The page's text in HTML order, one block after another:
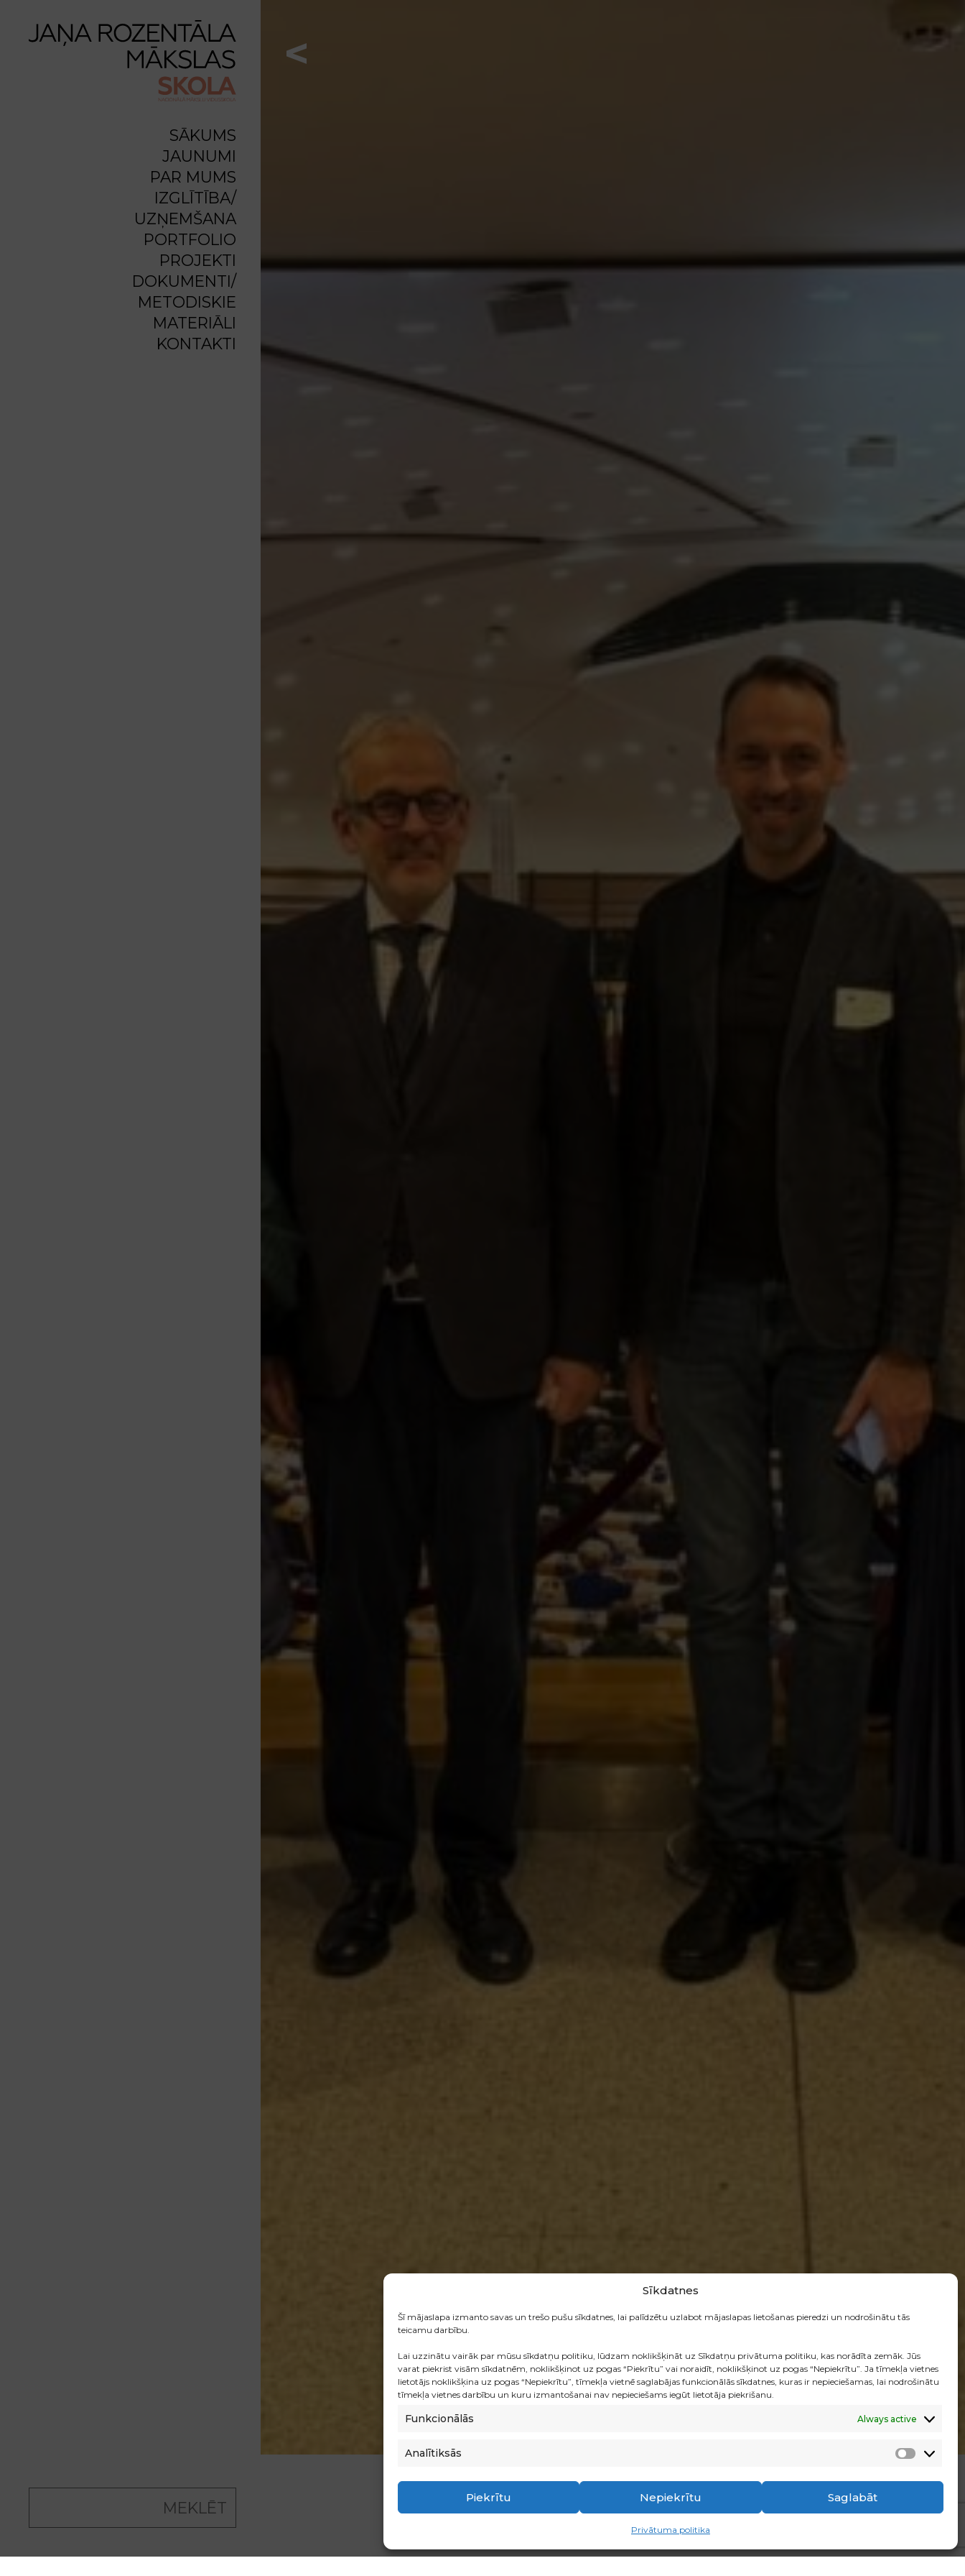
Sīkdatnes
Šī mājaslapa izmanto savas un trešo pušu sīkdatnes, lai palīdzētu uzlabot mājaslapas lietošanas pieredzi un nodrošinātu tās
teicamu darbību.
Lai uzzinātu vairāk par mūsu sīkdatņu politiku, lūdzam noklikšķināt uz Sīkdatņu privātuma politiku, kas norādīta zemāk. Jūs
varat piekrist visām sīkdatnēm, noklikšķinot uz pogas “Piekrītu” vai noraidīt, noklikšķinot uz pogas “Nepiekrītu”. Ja tīmekļa vietnes
lietotājs noklikšķina uz pogas “Nepiekrītu”, tīmekļa vietnē saglabājas funkcionālās sīkdatnes, kuras ir nepieciešamas, lai nodrošinātu
tīmekļa vietnes darbību un kuru izmantošanai nav nepieciešams iegūt lietotāja piekrišanu.
Funkcionālās Always active
Analītiksās
Piekrītu Nepiekrītu Saglabāt
Privātuma politika
SĀKUMS
JAUNUMI
PAR MUMS
IZGLĪTĪBA/
UZŅEMŠANA
PORTFOLIO
PROJEKTI
DOKUMENTI/
METODISKIE
MATERIĀLI
KONTAKTI
<
LASĪT TĀLĀK
▼